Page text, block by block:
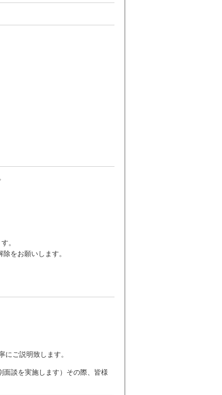
。
をお願いします。
ご説明致します。
談を実施します）その際、皆様